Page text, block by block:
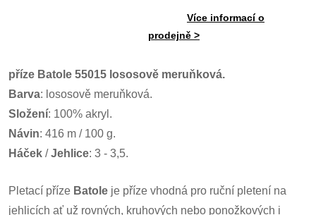
příze Batole 55015 lososově meruňková.
Barva: lososově meruňková.
Složení: 100% akryl.
Návin: 416 m / 100 g.
Háček /Jehlice: 3 - 3,5.
Pletací příze Batole je příze vhodná pro ruční pletení na
jehlicích ať už rovných, kruhových nebo ponožkových i
Více informací o
prodejně >